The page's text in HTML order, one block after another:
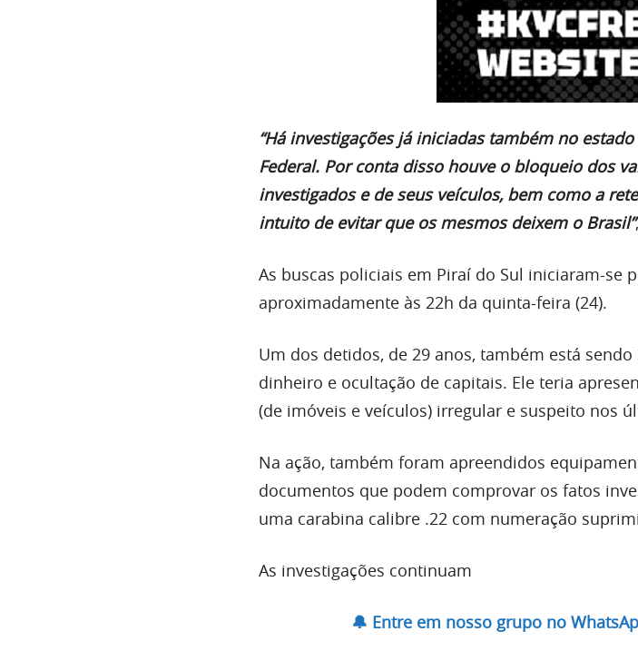
“Há investigações já iniciadas também no
Federal. Por conta disso houve o bloqueio dos
investigados e de seus veículos, bem como a
intuito de evitar que os mesmos deixem o Brasil”
As buscas policiais em Piraí do Sul iniciaram-se
aproximadamente às 22h da quinta-feira (24).
Um dos detidos, de 29 anos, também está
dinheiro e ocultação de capitais. Ele teria
(de imóveis e veículos) irregular e suspeito nos
Na ação, também foram apreendidos
documentos que podem comprovar os fatos
uma carabina calibre .22 com numeração
As investigações continuam
🔔 Entre em nosso grupo no